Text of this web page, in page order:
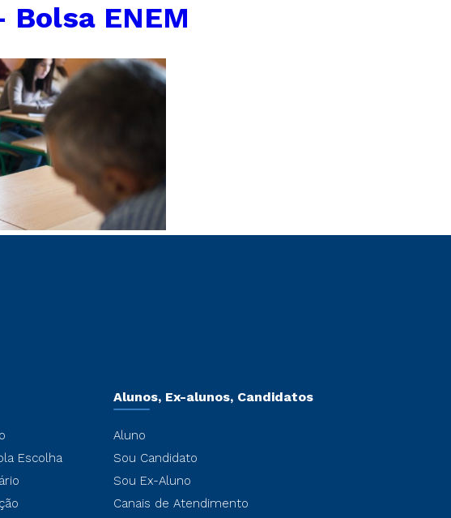
Bolsa ENEM
Escolha
Alunos, Ex-alunos, Candidatos
Aluno
Sou Candidato
Sou Ex-Aluno
Canais de Atendimento